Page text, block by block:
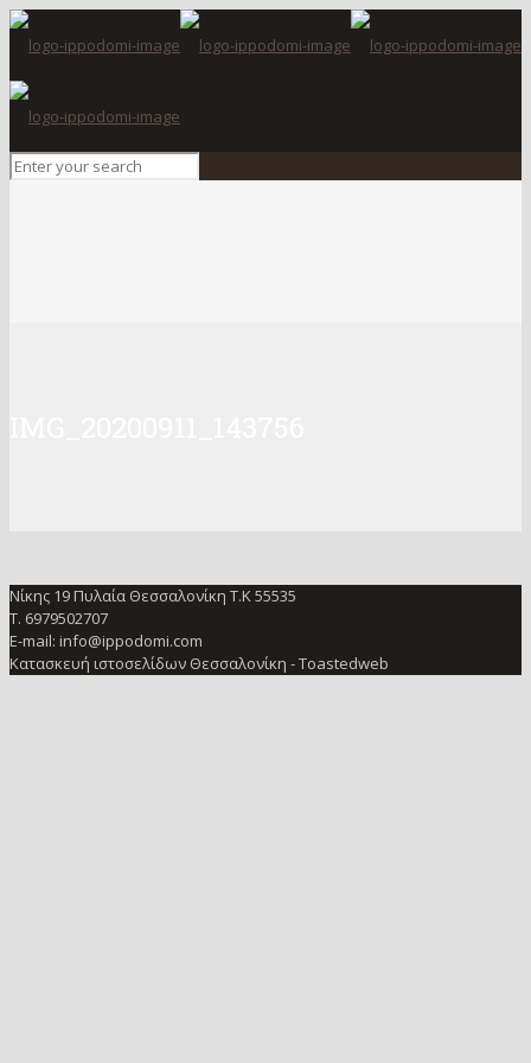
Νίκης 19 Πυλαία Θεσσαλονίκη Τ.Κ 55535
Τ. 6979502707
E-mail: info@ippodomi.com
Κατασκευή ιστοσελίδων Θεσσαλονίκη - Toastedweb